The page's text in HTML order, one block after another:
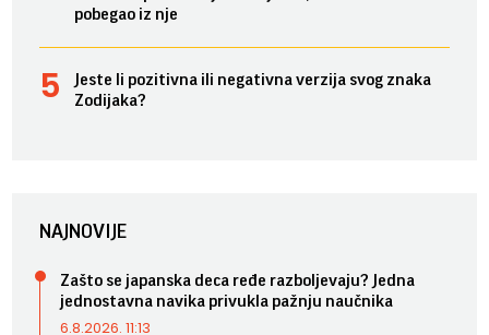
pobegao iz nje
Jeste li pozitivna ili negativna verzija svog znaka
Zodijaka?
NAJNOVIJE
Zašto se japanska deca ređe razboljevaju? Jedna
jednostavna navika privukla pažnju naučnika
6.8.2026. 11:13